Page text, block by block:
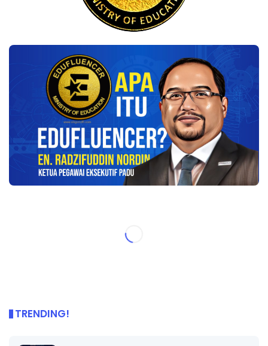
TRENDING!